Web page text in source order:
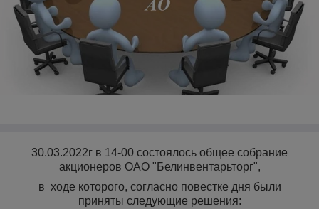
30.03.2022г в 14-00 состоялось общее собрание
акционеров ОАО "Белинвентарьторг",
в ходе которого, согласно повестке дня были
приняты следующие решения: